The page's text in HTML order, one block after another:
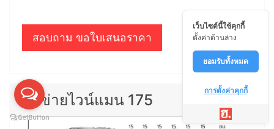
สอบถาม ขอใบเสนอราคา
ตาข่ายไวน์แมน 175
เว็บไซต์นี้ใช้คุกกี้
ตั้งค่าด้านล่าง
ยอมรับทั้งหมด
การตั้งค่าคุกกี้